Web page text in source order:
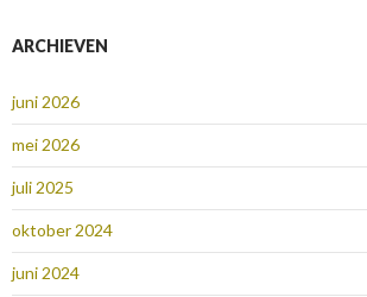
ARCHIEVEN
juni 2026
mei 2026
juli 2025
oktober 2024
juni 2024